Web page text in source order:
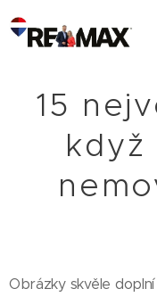
15
když
Obrázky skvěle